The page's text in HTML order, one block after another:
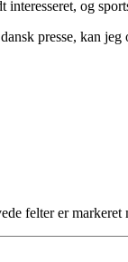
og
presse, kan
felter er markeret